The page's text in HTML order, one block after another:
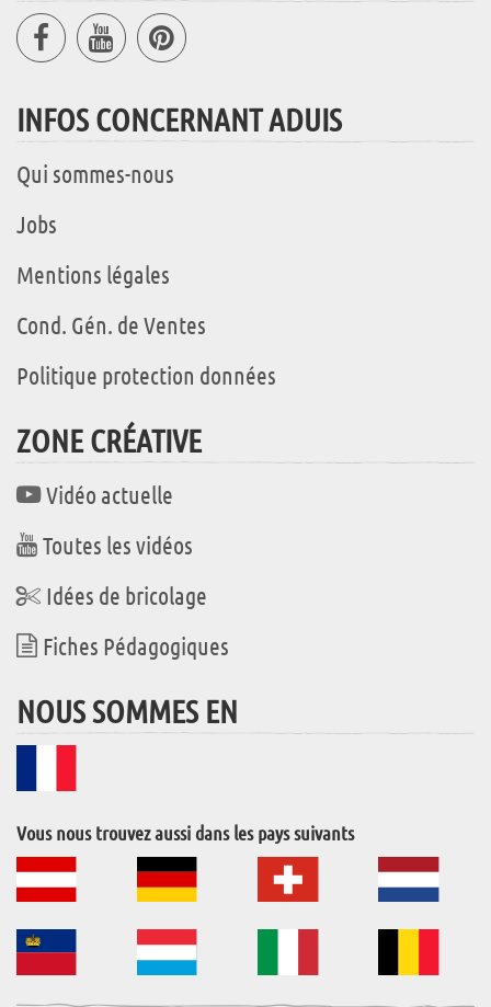
INFOS CONCERNANT ADUIS
Qui sommes-nous
Jobs
Mentions légales
Cond. Gén. de Ventes
Politique protection données
ZONE CRÉATIVE
Vidéo actuelle
Toutes les vidéos
Idées de bricolage
Fiches Pédagogiques
NOUS SOMMES EN
Vous nous trouvez aussi dans les pays suivants